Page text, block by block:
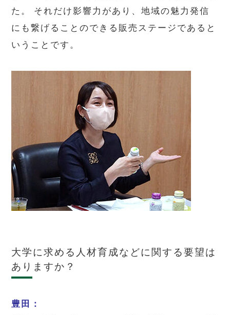
た。 それだけ影響力があり、地域の魅力発信
にも繋げることのできる販売ステージであると
いうことです。
大学に求める人材育成などに関する要望は
ありますか？
豊田：